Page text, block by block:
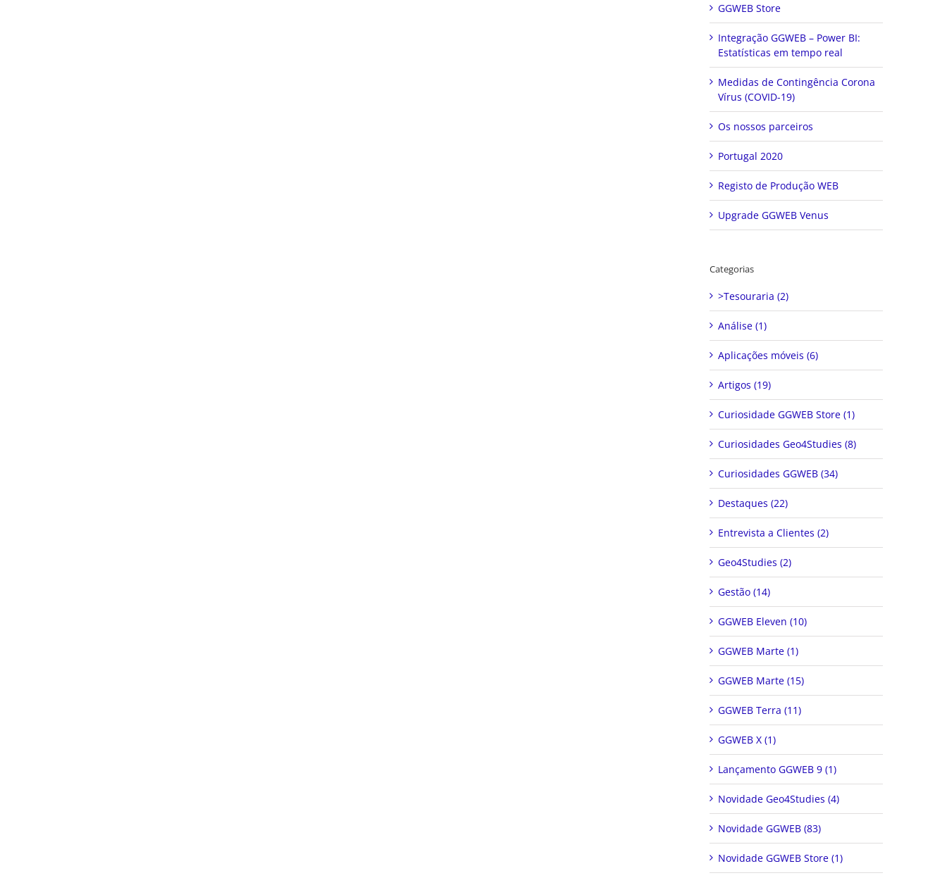
GGWEB Store
Integração GGWEB – Power BI:
Estatísticas em tempo real
Medidas de Contingência Corona
Vírus (COVID-19)
Os nossos parceiros
Portugal 2020
Registo de Produção WEB
Upgrade GGWEB Venus
Categorias
>Tesouraria (2)
Análise (1)
Aplicações móveis (6)
Artigos (19)
Curiosidade GGWEB Store (1)
Curiosidades Geo4Studies (8)
Curiosidades GGWEB (34)
Destaques (22)
Entrevista a Clientes (2)
Geo4Studies (2)
Gestão (14)
GGWEB Eleven (10)
GGWEB Marte (1)
GGWEB Marte (15)
GGWEB Terra (11)
GGWEB X (1)
Lançamento GGWEB 9 (1)
Novidade Geo4Studies (4)
Novidade GGWEB (83)
Novidade GGWEB Store (1)